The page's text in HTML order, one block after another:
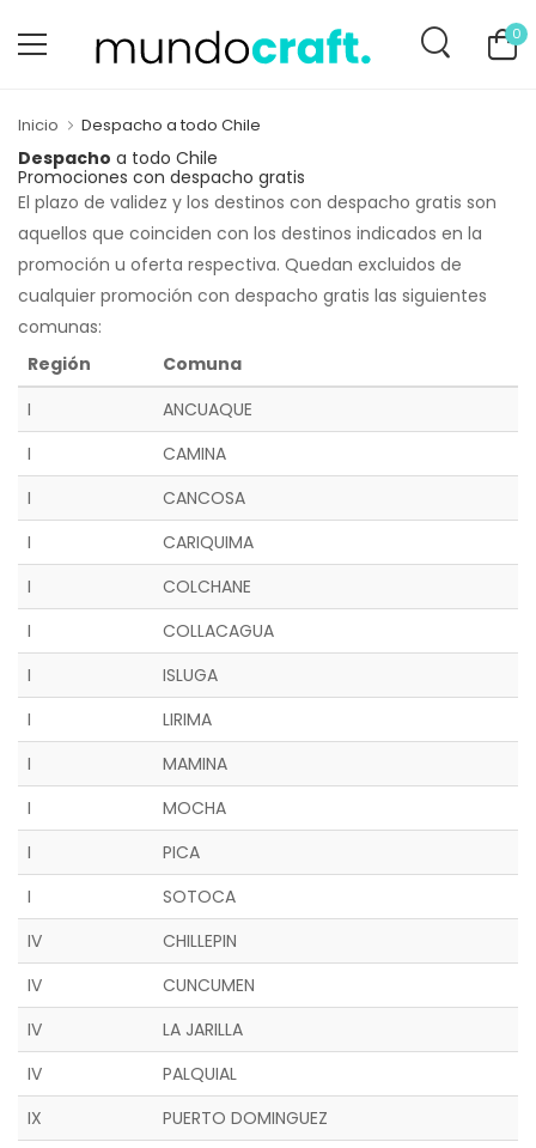
0
Inicio Despacho a todo Chile
Despacho a todo Chile
Promociones con despacho gratis
El plazo de validez y los destinos con despacho gratis son
aquellos que coinciden con los destinos indicados en la
promoción u oferta respectiva. Quedan excluidos de
cualquier promoción con despacho gratis las siguientes
comunas:
Región
Comuna
I
ANCUAQUE
I
CAMINA
I
CANCOSA
I
CARIQUIMA
I
COLCHANE
I
COLLACAGUA
I
ISLUGA
I
LIRIMA
I
MAMINA
I
MOCHA
I
PICA
I
SOTOCA
IV
CHILLEPIN
IV
CUNCUMEN
IV
LA JARILLA
IV
PALQUIAL
IX
PUERTO DOMINGUEZ